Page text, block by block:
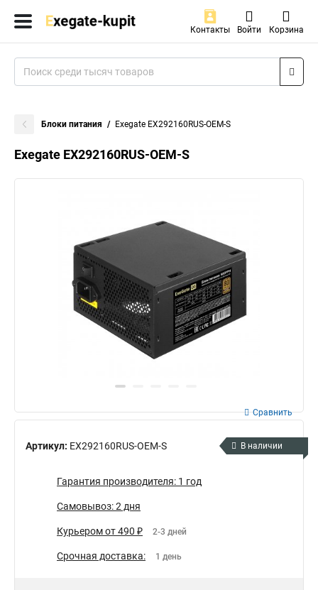
Контакты Войти Корзина
Блоки питания Exegate EX292160RUS-OEM-S
Exegate EX292160RUS-OEM-S
Артикул: EX292160RUS-OEM-S
Сравнить
В наличии
Гарантия производителя: 1 год
Самовывоз: 2 дня
Курьером от 490 ₽ 2-3 дней
Срочная доставка: 1 день